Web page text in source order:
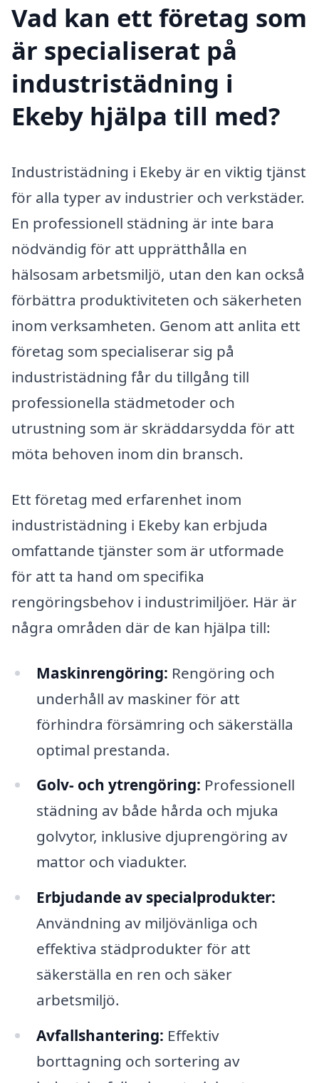
Vad kan ett företag som
är specialiserat på
industristädning i
Ekeby hjälpa till med?
Industristädning i Ekeby är en viktig tjänst
för alla typer av industrier och verkstäder.
En professionell städning är inte bara
nödvändig för att upprätthålla en
hälsosam arbetsmiljö, utan den kan också
förbättra produktiviteten och säkerheten
inom verksamheten. Genom att anlita ett
företag som specialiserar sig på
industristädning får du tillgång till
professionella städmetoder och
utrustning som är skräddarsydda för att
möta behoven inom din bransch.
Ett företag med erfarenhet inom
industristädning i Ekeby kan erbjuda
omfattande tjänster som är utformade
för att ta hand om specifika
rengöringsbehov i industrimiljöer. Här är
några områden där de kan hjälpa till:
Maskinrengöring: Rengöring och
underhåll av maskiner för att
förhindra försämring och säkerställa
optimal prestanda.
Golv- och ytrengöring: Professionell
städning av både hårda och mjuka
golvytor, inklusive djuprengöring av
mattor och viadukter.
Erbjudande av specialprodukter:
Användning av miljövänliga och
effektiva städprodukter för att
säkerställa en ren och säker
arbetsmiljö.
Avfallshantering: Effektiv
borttagning och sortering av